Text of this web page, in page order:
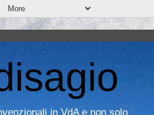
in VdA e non solo